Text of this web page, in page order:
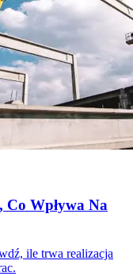
Wpływa Na
ile trwa realizacja